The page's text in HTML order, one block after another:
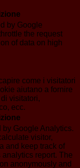
by Google
the request
of data on high
come i visitatori
aiutano a fornire
visitatori,
ecc.
Google Analytics.
visitor,
and keep track of
report. The
anonymously and